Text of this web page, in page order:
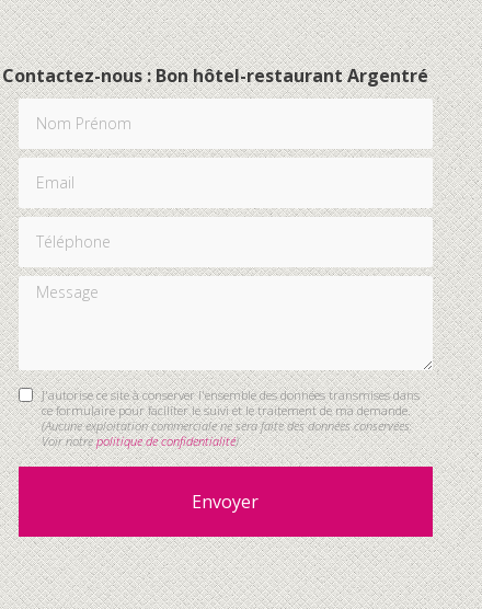
Contactez-nous : Bon hôtel-restaurant Argentré
Nom Prénom
Email
Téléphone
Message
J'autorise ce site à conserver l'ensemble des données transmises dans
ce formulaire pour faciliter le suivi et le traitement de ma demande.
(Aucune exploitation commerciale ne sera faite des données conservées.
Voir notrepolitique de confidentialité)